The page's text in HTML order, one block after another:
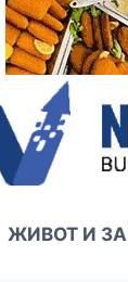
ЖИВОТ И